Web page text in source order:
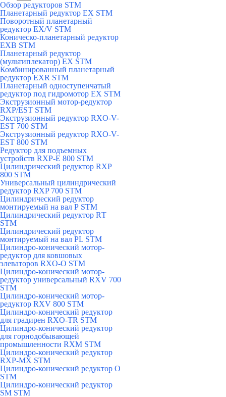
Обзор редукторов STM
Планетарный редуктор ЕХ STM
Поворотный планетарный
редуктор EX/V STM
Коническо-планетарный редуктор
ЕХВ STM
Планетарный редуктор
(мультиплекатор) ЕХ STM
Комбинированный планетарный
редуктор ЕХR STM
Планетарный одноступенчатый
редуктор под гидромотор ЕХ STM
Экструзионный мотор-редуктор
RXP/EST STM
Экструзионный редуктор RXO-V-
EST 700 STM
Экструзионный редуктор RXO-V-
EST 800 STM
Редуктор для подъемных
устройств RXP-E 800 STM
Цилиндрический редуктор RXP
800 STM
Универсальный цилиндрический
редуктор RXP 700 STM
Цилиндрический редуктор
монтируемый на вал Р STM
Цилиндрический редуктор RТ
STM
Цилиндрический редуктор
монтируемый на вал РL STM
Цилиндро-конический мотор-
редуктор для ковшовых
элеваторов RXO-O STM
Цилиндро-конический мотор-
редуктор универсальный RXV 700
STM
Цилиндро-конический мотор-
редуктор RXV 800 STM
Цилиндро-конический редуктор
для градирен RXO-TR STM
Цилиндро-конический редуктор
для горнодобывающей
промышленности RXМ STM
Цилиндро-конический редуктор
RXP-MX STM
Цилиндро-конический редуктор О
STM
Цилиндро-конический редуктор
SM STM